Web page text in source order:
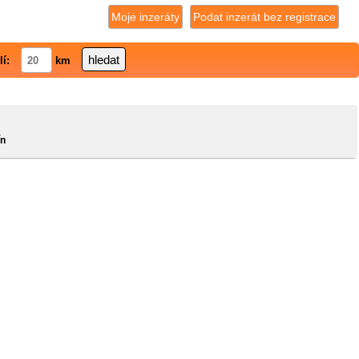
Podat inzerát bez registrace
Moje inzeráty
km